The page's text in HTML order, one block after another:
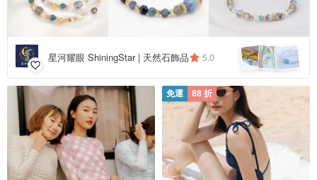
星河耀眼 ShiningStar | 天然石飾品 5.0
免運 88 折